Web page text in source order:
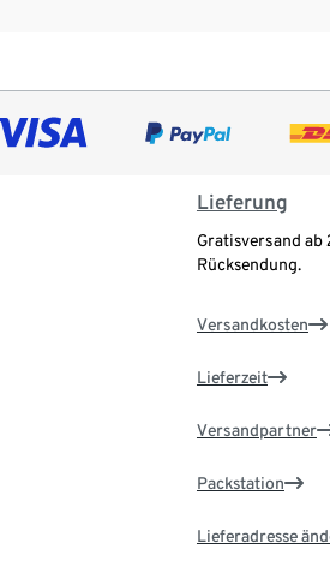
Lieferung
Gratisversand ab
Rücksendung.
Versandkosten
Lieferzeit
Versandpartner
Packstation
Lieferadresse